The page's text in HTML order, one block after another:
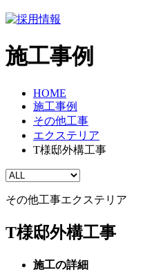
施工事例
HOME
施工事例
その他工事
エクステリア
T様邸外構工事
その他工事エクステリア
T様邸外構工事
施工の詳細